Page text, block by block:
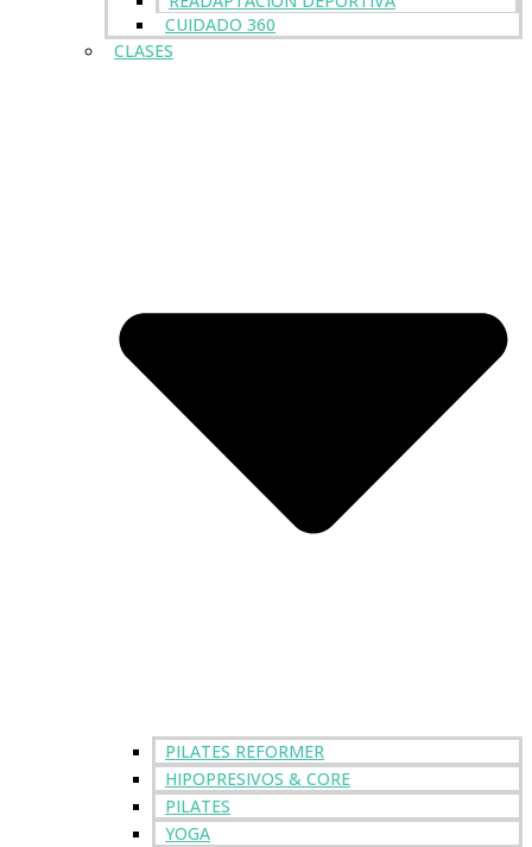
CUIDADO 360
CLASES
PILATES REFORMER
HIPOPRESIVOS & CORE
PILATES
YOGA